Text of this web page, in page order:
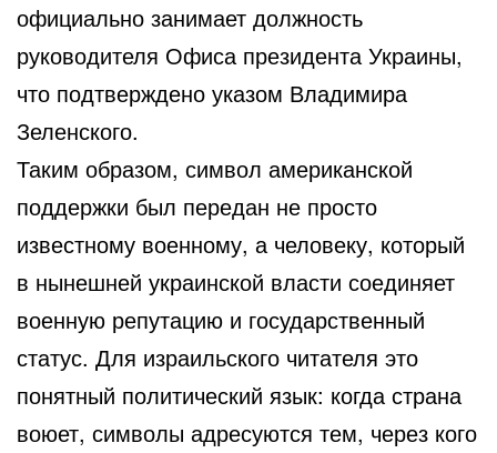
официально занимает должность
руководителя Офиса президента Украины,
что подтверждено указом Владимира
Зеленского.
Таким образом, символ американской
поддержки был передан не просто
известному военному, а человеку, который
в нынешней украинской власти соединяет
военную репутацию и государственный
статус. Для израильского читателя это
понятный политический язык: когда страна
воюет, символы адресуются тем, через кого